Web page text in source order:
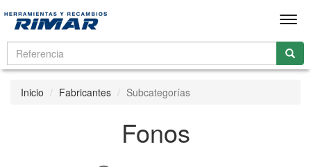
Inicio Fabricantes Subcategorías
Fonos